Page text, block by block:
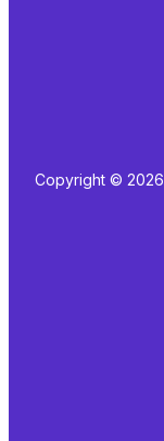
Copyright © 2026